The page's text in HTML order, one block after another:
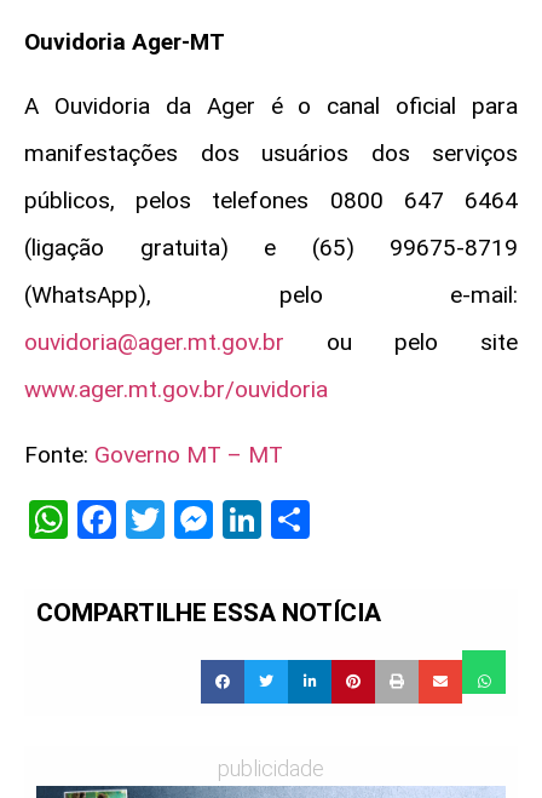
Ouvidoria Ager-MT
A Ouvidoria da Ager é o canal oficial para
manifestações dos usuários dos serviços
públicos, pelos telefones 0800 647 6464
(ligação gratuita) e (65) 99675-8719
(WhatsApp), pelo e-mail:
ouvidoria@ager.mt.gov.br ou pelo site
www.ager.mt.gov.br/ouvidoria
Fonte: Governo MT – MT
WhatsApp
Facebook
Twitter
Messenger
LinkedIn
COMPARTILHE ESSA NOTÍCIA
publicidade